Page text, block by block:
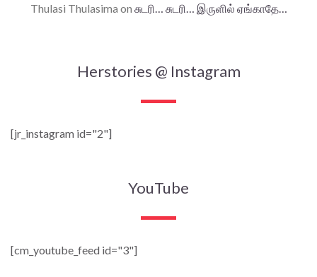
Thulasi Thulasima on சுடரி… சுடரி… இருளில் ஏங்காதே…
Herstories @ Instagram
[jr_instagram id="2"]
YouTube
[cm_youtube_feed id="3"]